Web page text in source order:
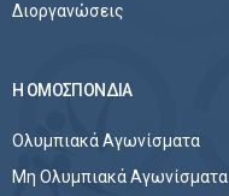
Διοργανώσεις
Η ΟΜΟΣΠΟΝΔΙΑ
Ολυμπιακά Αγωνίσματα
Μη Ολυμπιακά Αγωνίσματα